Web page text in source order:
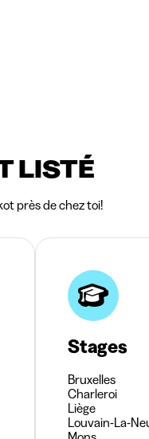
LISTÉ
près de chez toi!
Stages
Bruxelles
Charleroi
Liège
Louvain-La-